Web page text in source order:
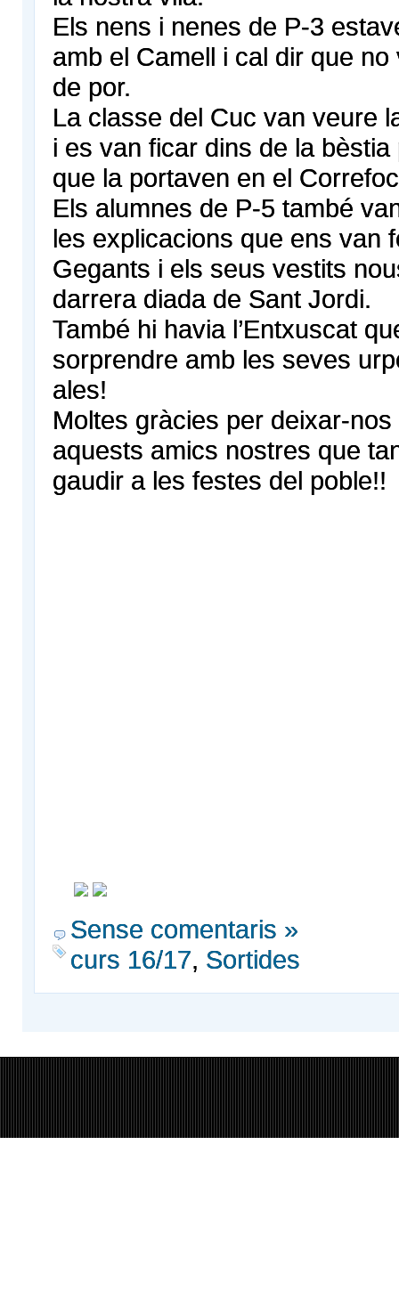
Els nens i nenes de P-3
amb el Camell i cal dir que
de por.
La classe del Cuc van veure
i es van ficar dins de la bèstia
que la portaven en el
Els alumnes de P-5 també
les explicacions que ens van
Gegants i els seus vestits
darrera diada de Sant Jordi.
També hi havia l’Entxuscat
sorprendre amb les seves
ales!
Moltes gràcies per deixar-
aquests amics nostres que
gaudir a les festes del poble!!
Sense comentaris »
curs 16/17, Sortides